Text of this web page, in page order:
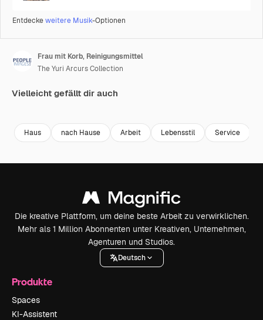
Entdeckeweitere Musik-Optionen
Frau mit Korb, Reinigungsmittel
The Yuri Arcurs Collection
Vielleicht gefällt dir auch
Haus nach Hause Arbeit Lebensstil Service
Die kreative Plattform, um deine beste Arbeit zu verwirklichen.
Mehr als 1 Million Abonnenten unter Kreativen, Unternehmen,
Agenturen und Studios.
Deutsch
Produkte
Spaces
KI-Assistent